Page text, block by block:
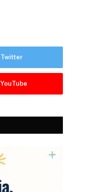
Twitter
YouTube